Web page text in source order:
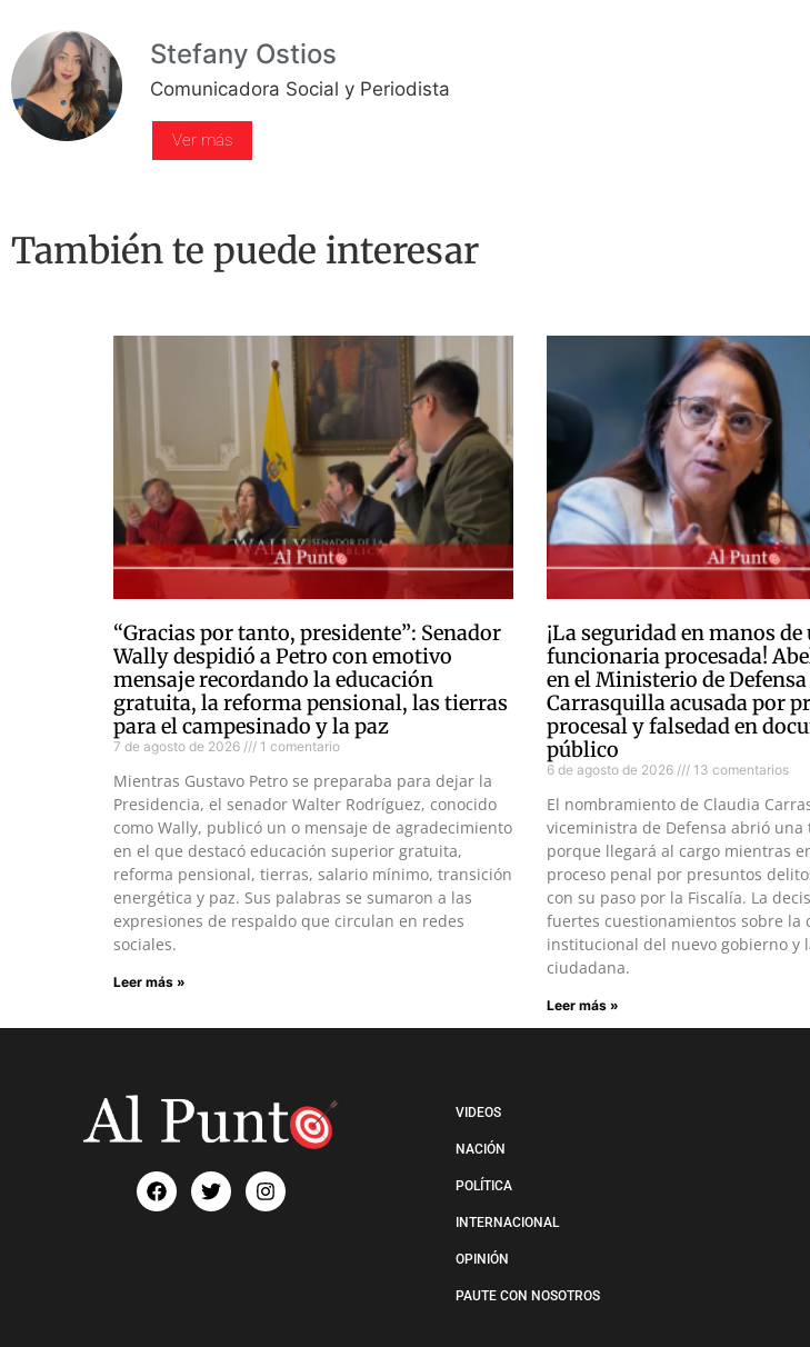
Stefany Ostios
Comunicadora Social y Periodista
Ver más
También te puede interesar
“Gracias por tanto, presidente”: Senador
Wally despidió a Petro con emotivo
mensaje recordando la educación
gratuita, la reforma pensional, las tierras
para el campesinado y la paz
7 de agosto de 2026 1 comentario
Mientras Gustavo Petro se preparaba para dejar la
Presidencia, el senador Walter Rodríguez, conocido
como Wally, publicó un o mensaje de agradecimiento
en el que destacó educación superior gratuita,
reforma pensional, tierras, salario mínimo, transición
energética y paz. Sus palabras se sumaron a las
expresiones de respaldo que circulan en redes
sociales.
Leer más »
¡La seguridad en manos de
funcionaria procesada!
en el Ministerio de
Carrasquilla acusada por
procesal y falsedad en
público
6 de agosto de 2026 13 comentarios
El nombramiento de Claudia
viceministra de Defensa abrió
porque llegará al cargo mientras
proceso penal por presuntos
con su paso por la Fiscalía. La
fuertes cuestionamientos sobre la
institucional del nuevo gobierno y
ciudadana.
Leer más »
VIDEOS
NACIÓN
POLÍTICA
INTERNACIONAL
OPINIÓN
PAUTE CON NOSOTROS